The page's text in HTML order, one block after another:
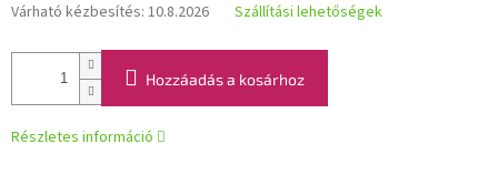
Várható kézbesítés: 10.8.2026 Szállítási lehetőségek
Hozzáadás a kosárhoz
Részletes információ